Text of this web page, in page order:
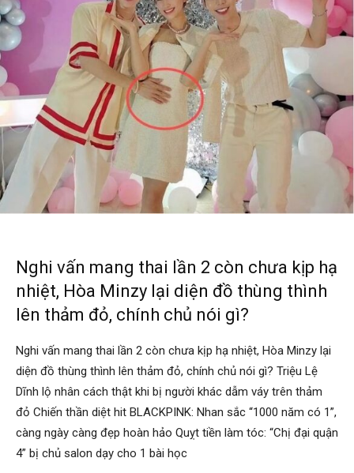
Nghi vấn mang thai lần 2 còn chưa kịp hạ
nhiệt, Hòa Minzy lại diện đồ thùng thình
lên thảm đỏ, chính chủ nói gì?
Nghi vấn mang thai lần 2 còn chưa kịp hạ nhiệt, Hòa Minzy lại
diện đồ thùng thình lên thảm đỏ, chính chủ nói gì? Triệu Lệ
Dĩnh lộ nhân cách thật khi bị người khác dẫm váy trên thảm
đỏ Chiến thần diệt hit BLACKPINK: Nhan sắc “1000 năm có 1”,
càng ngày càng đẹp hoàn hảo Quỵt tiền làm tóc: “Chị đại quận
4” bị chủ salon dạy cho 1 bài học